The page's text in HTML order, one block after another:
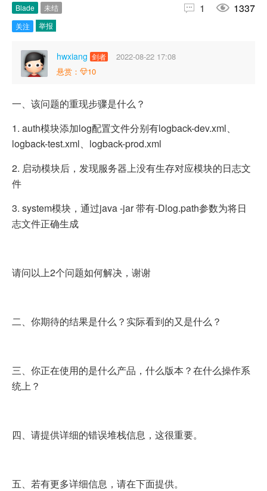
Blade
未结
关注
举报
 1  1337
hwxiang 剑者
2022-08-22 17:08
悬赏：
10
一、该问题的重现步骤是什么？
1. auth模块添加log配置文件分别有logback-dev.xml、
logback-test.xml、logback-prod.xml
2. 启动模块后，发现服务器上没有生存对应模块的日志文
件
3. system模块，通过java -jar 带有-Dlog.path参数为将日
志文件正确生成
请问以上2个问题如何解决，谢谢
二、你期待的结果是什么？实际看到的又是什么？
三、你正在使用的是什么产品，什么版本？在什么操作系
统上？
四、请提供详细的错误堆栈信息，这很重要。
五、若有更多详细信息，请在下面提供。